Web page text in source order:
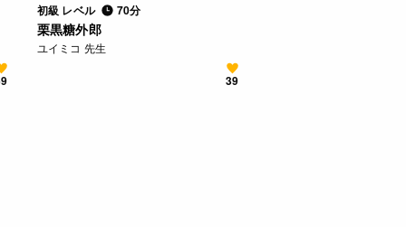
初級 レベル 70分
栗黒糖外郎
ユイミコ 先生
39